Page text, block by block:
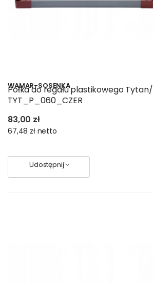
WAMAR-SOSENKA
Półka do regału plastikowego Tytan/
TYT_P_060_CZER
83,00 zł
67,48 zł netto
Udostępnij